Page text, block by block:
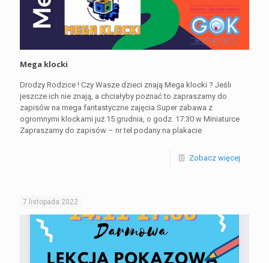
Mega klocki
Drodzy Rodzice ! Czy Wasze dzieci znają Mega klocki ? Jeśli
jeszcze ich nie znają, a chciałyby poznać to zapraszamy do
zapisów na mega fantastyczne zajęcia Super zabawa z
ogromnymi klockami już 15 grudnia, o godz. 17:30 w Miniaturce
Zapraszamy do zapisów – nr tel podany na plakacie
Zobacz więcej
7 listopada 2022